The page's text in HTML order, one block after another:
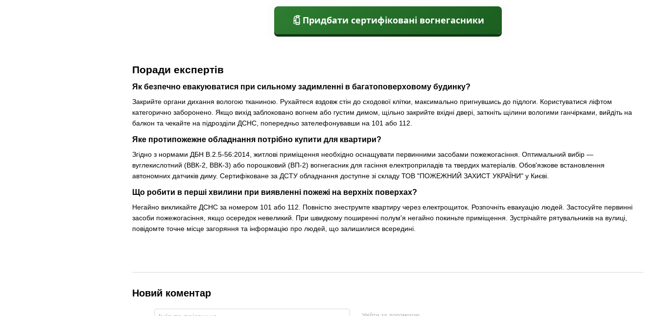
Придбати сертифіковані вогнегасники
Поради експертів
Як безпечно евакуюватися при сильному задимленні в багатоповерховому будинку?
Закрийте органи дихання вологою тканиною. Рухайтеся вздовж стін до сходової клітки, максимально пригнувшись до підлоги. Користуватися ліфтом
категорично заборонено. Якщо вихід заблоковано вогнем або густим димом, щільно закрийте вхідні двері, заткніть щілини вологими ганчірками, вийдіть на
балкон та чекайте на підрозділи ДСНС, попередньо зателефонувавши на 101 або 112.
Яке протипожежне обладнання потрібно купити для квартири?
Згідно з нормами ДБН В.2.5-56:2014, житлові приміщення необхідно оснащувати первинними засобами пожежогасіння. Оптимальний вибір —
вуглекислотний (ВВК-2, ВВК-3) або порошковий (ВП-2) вогнегасник для гасіння електроприладів та твердих матеріалів. Обов'язкове встановлення
автономних датчиків диму. Сертифіковане за ДСТУ обладнання доступне зі складу ТОВ "ПОЖЕЖНИЙ ЗАХИСТ УКРАЇНИ" у Києві.
Що робити в перші хвилини при виявленні пожежі на верхніх поверхах?
Негайно викликайте ДСНС за номером 101 або 112. Повністю знеструмте квартиру через електрощиток. Розпочніть евакуацію людей. Застосуйте первинні
засоби пожежогасіння, якщо осередок невеликий. При швидкому поширенні полум'я негайно покиньте приміщення. Зустрічайте рятувальників на вулиці,
повідомте точне місце загоряння та інформацію про людей, що залишилися всередині.
Новий коментар